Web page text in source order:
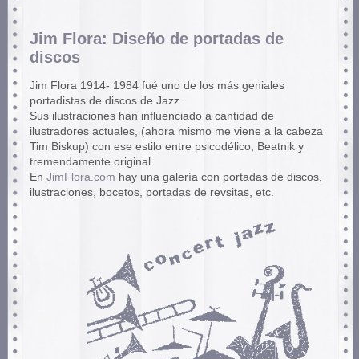
Jim Flora: Diseño de portadas de
discos
Jim Flora 1914- 1984 fué uno de los más geniales
portadistas de discos de Jazz..
Sus ilustraciones han influenciado a cantidad de
ilustradores actuales, (ahora mismo me viene a la cabeza
Tim Biskup) con ese estilo entre psicodélico, Beatnik y
tremendamente original.
En JimFlora.com hay una galería con portadas de discos,
ilustraciones, bocetos, portadas de revsitas, etc.